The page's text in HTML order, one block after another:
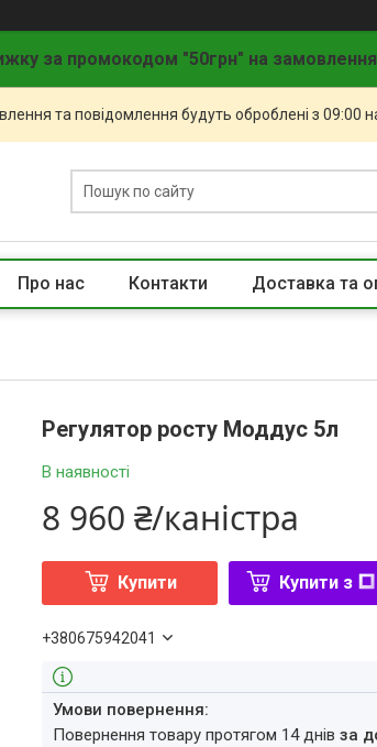
за промокодом "50грн" на замовлення
та повідомлення будуть оброблені з 09:00
Про нас Контакти Доставка та
Регулятор росту Моддус 5л
В наявності
8 960 ₴/каністра
Купити Купити з
+380675942041
повернення товару протягом 14 днівза